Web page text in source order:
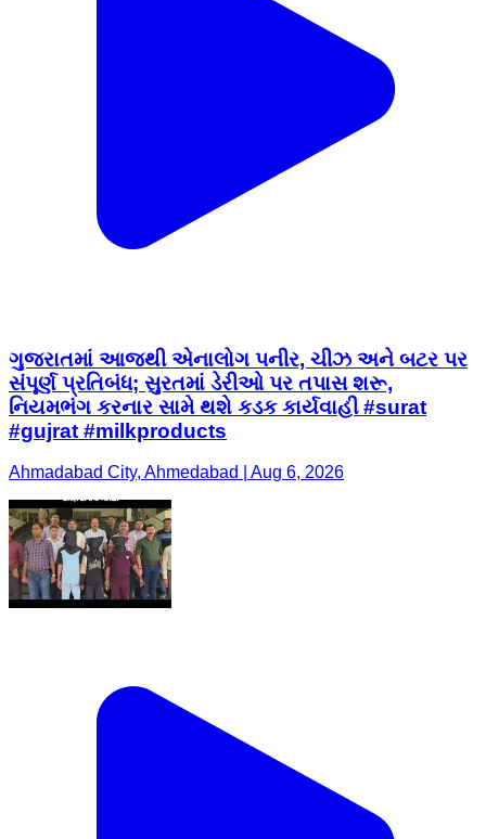
ગુજરાતમાં આજથી એનાલોગ પનીર, ચીઝ અને બટર પર
સંપૂર્ણ પ્રતિબંધ; સુરતમાં ડેરીઓ પર તપાસ શરૂ,
નિયમભંગ કરનાર સામે થશે કડક કાર્યવાહી #surat
#gujrat #milkproducts
Ahmadabad City, Ahmedabad | Aug 6, 2026